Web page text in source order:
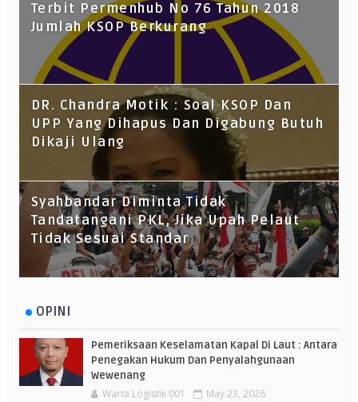
Terbit Permenhub No 76 Tahun 2018
Jumlah KSOP Berkurang
DR. Chandra Motik : Soal KSOP Dan
UPP Yang Dihapus Dan Digabung Butuh
Dikaji Ulang
Syahbandar Diminta Tidak
Tandatangani PKL, Jika Upah Pelaut
Tidak Sesuai Standar
OPINI
Pemeriksaan Keselamatan Kapal Di Laut : Antara
Penegakan Hukum Dan Penyalahgunaan
Wewenang
Warta Logistik 001 May 23, 2026